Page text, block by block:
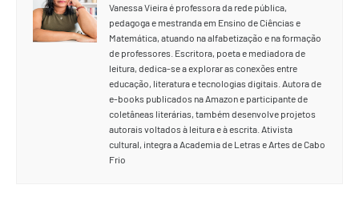
Vanessa Vieira é professora da rede pública,
pedagoga e mestranda em Ensino de Ciências e
Matemática, atuando na alfabetização e na formação
de professores. Escritora, poeta e mediadora de
leitura, dedica-se a explorar as conexões entre
educação, literatura e tecnologias digitais. Autora de
e-books publicados na Amazon e participante de
coletâneas literárias, também desenvolve projetos
autorais voltados à leitura e à escrita. Ativista
cultural, integra a Academia de Letras e Artes de Cabo
Frio